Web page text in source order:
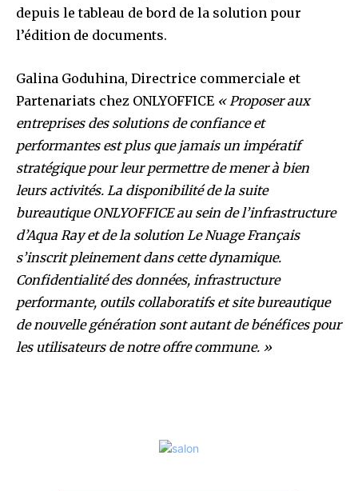
depuis le tableau de bord de la solution pour
l’édition de documents.
Galina Goduhina, Directrice commerciale et
Partenariats chez ONLYOFFICE « Proposer aux
entreprises des solutions de confiance et
performantes est plus que jamais un impératif
stratégique pour leur permettre de mener à bien
leurs activités. La disponibilité de la suite
bureautique ONLYOFFICE au sein de l’infrastructure
d’Aqua Ray et de la solution Le Nuage Français
s’inscrit pleinement dans cette dynamique.
Confidentialité des données, infrastructure
performante, outils collaboratifs et site bureautique
de nouvelle génération sont autant de bénéfices pour
les utilisateurs de notre offre commune. »